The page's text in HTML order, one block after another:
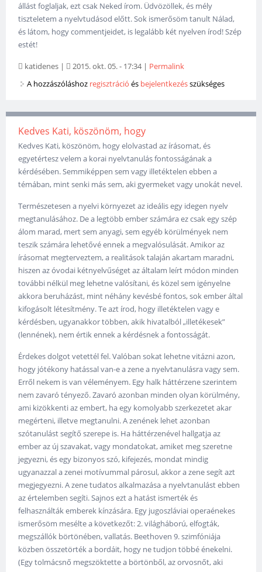
állást foglaljak, ezt csak Neked írom. Üdvözöllek, és mély
tiszteletem a nyelvtudásod előtt. Sok ismerősöm tanult Nálad,
és látom, hogy commentjeidet, is legalább két nyelven írod! Szép
estét!
katidenes | 2015. okt. 05. - 17:34| Permalink
A hozzászóláshoz regisztráció és bejelentkezésszükséges
Kedves Kati, köszönöm, hogy
Kedves Kati, köszönöm, hogy elolvastad az írásomat, és
egyetértesz velem a korai nyelvtanulás fontosságának a
kérdésében. Semmiképpen sem vagy illetéktelen ebben a
témában, mint senki más sem, aki gyermeket vagy unokát nevel.
Természetesen a nyelvi környezet az ideális egy idegen nyelv
megtanulásához. De a legtöbb ember számára ez csak egy szép
álom marad, mert sem anyagi, sem egyéb körülmények nem
teszik számára lehetővé ennek a megvalósulását. Amikor az
írásomat megterveztem, a realitások talaján akartam maradni,
hiszen az óvodai kétnyelvűséget az általam leírt módon minden
további nélkül meg lehetne valósítani, és közel sem igényelne
akkora beruházást, mint néhány kevésbé fontos, sok ember által
kifogásolt létesítmény. Te azt írod, hogy illetéktelen vagy e
kérdésben, ugyanakkor többen, akik hivatalból „illetékesek”
(lennének), nem értik ennek a kérdésnek a fontosságát.
Érdekes dolgot vetettél fel. Valóban sokat lehetne vitázni azon,
hogy jótékony hatással van-e a zene a nyelvtanulásra vagy sem.
Erről nekem is van véleményem. Egy halk háttérzene szerintem
nem zavaró tényező. Zavaró azonban minden olyan körülmény,
ami kizökkenti az embert, ha egy komolyabb szerkezetet akar
megérteni, illetve megtanulni. A zenének lehet azonban
szótanulást segítő szerepe is. Ha háttérzenével hallgatja az
ember az új szavakat, vagy mondatokat, amiket meg szeretne
jegyezni, és egy bizonyos szó, kifejezés, mondat mindig
ugyanazzal a zenei motívummal párosul, akkor a zene segít azt
megjegyezni. A zene tudatos alkalmazása a nyelvtanulást ebben
az értelemben segíti. Sajnos ezt a hatást ismerték és
felhasználták emberek kínzására. Egy jugoszláviai operaénekes
ismerősöm mesélte a következőt: 2. világháború, elfogták,
megszállók börtönében, vallatás. Beethoven 9. szimfóniája
közben összetörték a bordáit, hogy ne tudjon többé énekelni.
(Egy tolmácsnő megszöktette a börtönből, az orvosnőt, aki